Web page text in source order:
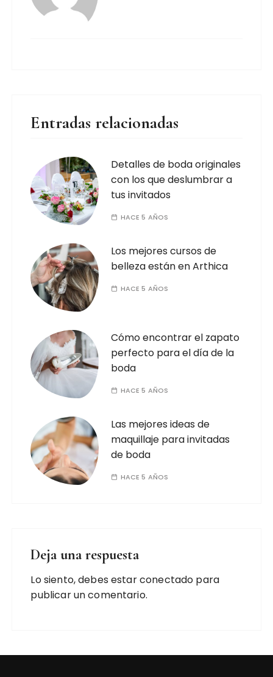
Entradas relacionadas
Detalles de boda originales
con los que deslumbrar a
tus invitados
HACE 5 AÑOS
Los mejores cursos de
belleza están en Arthica
HACE 5 AÑOS
Cómo encontrar el zapato
perfecto para el día de la
boda
HACE 5 AÑOS
Las mejores ideas de
maquillaje para invitadas
de boda
HACE 5 AÑOS
Deja una respuesta
Lo siento, debes estarconectado para
publicar un comentario.